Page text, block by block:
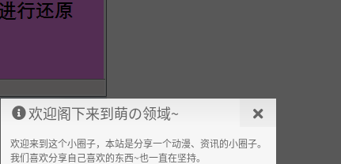
欢迎阁下来到萌の领域~
欢迎来到这个小圈子，本站是分享一个动漫、资讯的小圈子。
我们喜欢分享自己喜欢的东西~也一直在坚持。